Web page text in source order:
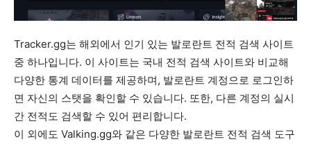
Tracker.gg는 해외에서 인기 있는 발로란트 전적 검색 사이트
중 하나입니다. 이 사이트는 국내 전적 검색 사이트와 비교해
다양한 통계 데이터를 제공하며, 발로란트 계정으로 로그인하
면 자신의 스탯을 확인할 수 있습니다. 또한, 다른 계정의 실시
간 전적도 검색할 수 있어 편리합니다.
이 외에도 Valking.gg와 같은 다양한 발로란트 전적 검색 도구